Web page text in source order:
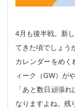
4月も後半戦。新
てきた頃でしょう
カレンダーをめく
ィーク（GW）が
「あと数日頑張
なりますよね。残